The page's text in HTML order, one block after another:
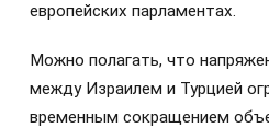
европейских парламентах.
Можно полагать, что
между Израилем и Турцией
временным сокращением